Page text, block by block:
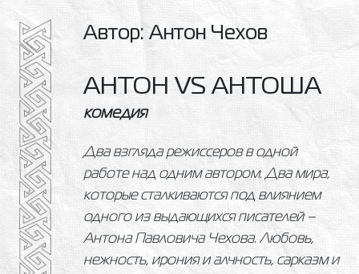
Автор: Антон Чехов
АНТОН VS АНТОША
комедия
Два взгляда режиссеров в одной
работе над одним автором. Два мира,
которые сталкиваются под влиянием
одного из выдающихся писателей –
Антона Павловича Чехова. Любовь,
нежность, ирония и алчность, сарказм и